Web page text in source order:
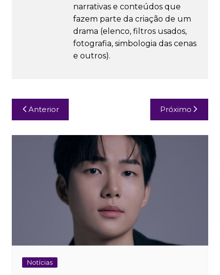
narrativas e conteúdos que
fazem parte da criação de um
drama (elenco, filtros usados,
fotografia, simbologia das cenas
e outros).
Navegação
de
Post
Anterior Próximo
Notícias